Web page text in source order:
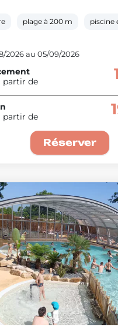
plage à 200 m piscine
2026 au 05/09/2026
partir de
partir de
Réserver